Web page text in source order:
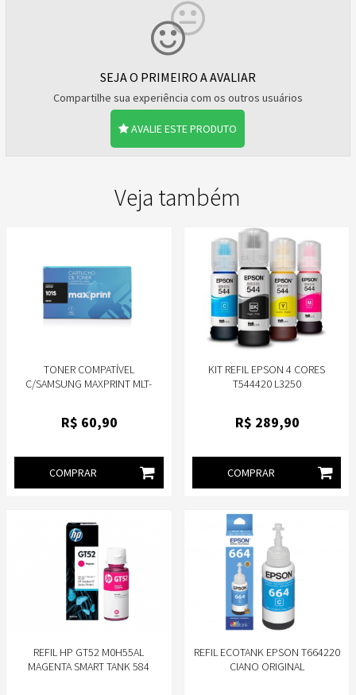
SEJA O PRIMEIRO A AVALIAR
Compartilhe sua experiência com os outros usuários
AVALIE ESTE PRODUTO
Veja também
TONER COMPATÍVEL
C/SAMSUNG MAXPRINT MLT-
R$ 60,90
COMPRAR
KIT REFIL EPSON 4 CORES
T544420 L3250
R$ 289,90
COMPRAR
REFIL HP GT52 M0H55AL
MAGENTA SMART TANK 584
REFIL ECOTANK EPSON T664220
CIANO ORIGINAL